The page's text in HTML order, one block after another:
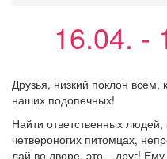
16.04. -
Друзья, низкий поклон всем,
наших подопечных!
Найти ответственных
четвероногих питомцах,
лай во дворе, это – друг!